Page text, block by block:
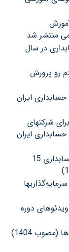
منتشر شد
در سال
رو پرورش
ایران
شرکتهای
ایران
مصون‌سازی چیست؟ (موضوع استاندارد حسابداری 15
سرمایه‌گذاریها
دوره
آموزش کامل استاندارد حسابداری 44 اجاره‌ها (مصوب 1404)